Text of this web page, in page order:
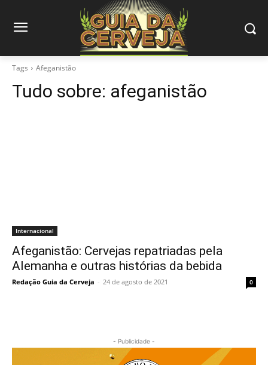
Tags Afeganistão
Tudo sobre: afeganistão
Internacional
Afeganistão: Cervejas repatriadas pela
Alemanha e outras histórias da bebida
Redação Guia da Cerveja - 24 de agosto de 2021 0
- Publicidade -